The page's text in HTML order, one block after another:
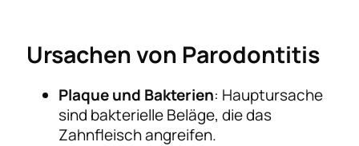
Ursachen von Parodontitis
Plaque und Bakterien: Hauptursache
sind bakterielle Beläge, die das
Zahnfleisch angreifen.